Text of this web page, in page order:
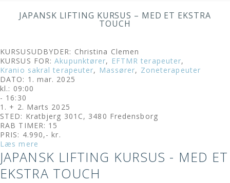
JAPANSK LIFTING KURSUS – MED ET EKSTRA
TOUCH
KURSUSUDBYDER: Christina Clemen
KURSUS FOR:Akupunktører, EFTMR terapeuter,
Kranio sakral terapeuter, Massører, Zoneterapeuter
DATO: 1. mar. 2025
kl.: 09:00
- 16:30
1. + 2. Marts 2025
STED: Kratbjerg 301C, 3480 Fredensborg
RAB TIMER: 15
PRIS: 4.990,- kr.
Læs mere
JAPANSK LIFTING KURSUS - MED ET
EKSTRA TOUCH